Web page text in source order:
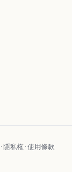
·隱私權 ·使用條款